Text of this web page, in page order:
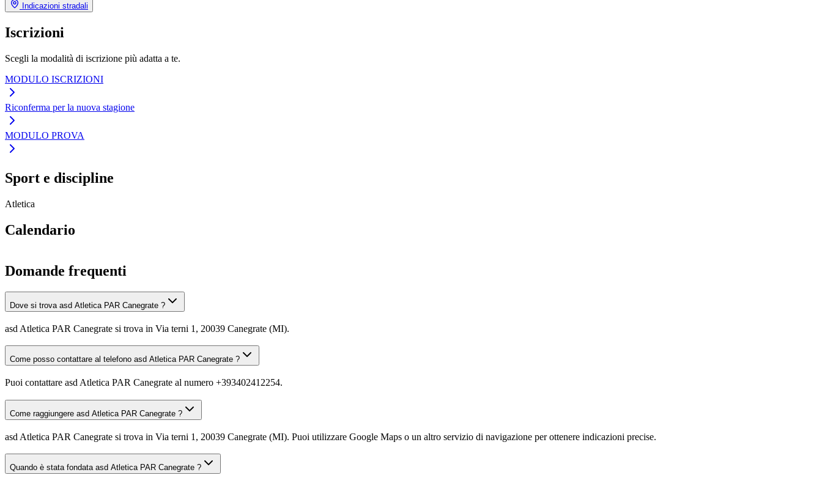
Indicazioni stradali
Iscrizioni
Scegli la modalità di iscrizione più adatta a te.
MODULO ISCRIZIONI
Riconferma per la nuova stagione
MODULO PROVA
Sport e discipline
Atletica
Calendario
Domande frequenti
Dove si trova asd Atletica PAR Canegrate ?
asd Atletica PAR Canegrate si trova in Via terni 1, 20039 Canegrate (MI).
Come posso contattare al telefono asd Atletica PAR Canegrate ?
Puoi contattare asd Atletica PAR Canegrate al numero +393402412254.
Come raggiungere asd Atletica PAR Canegrate ?
asd Atletica PAR Canegrate si trova in Via terni 1, 20039 Canegrate (MI). Puoi utilizzare Google Maps o un altro servizio di navigazione per ottenere indicazioni precise.
Quando è stata fondata asd Atletica PAR Canegrate ?